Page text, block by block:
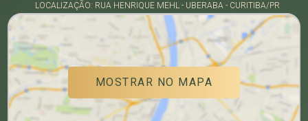
LOCALIZAÇÃO: RUA HENRIQUE MEHL - UBERABA - CURITIBA/PR
MOSTRAR NO MAPA